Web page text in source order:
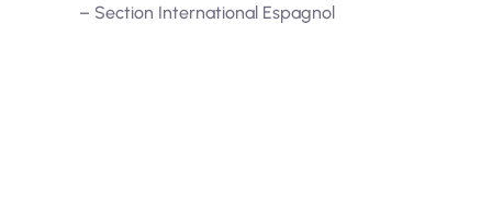
– Section International Espagnol